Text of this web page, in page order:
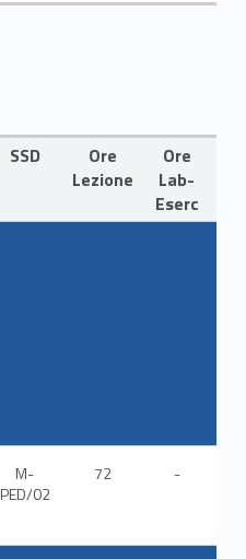
SSD
Ore
Lezione
Ore
Lab-
Eserc
M-
PED/02
72 -